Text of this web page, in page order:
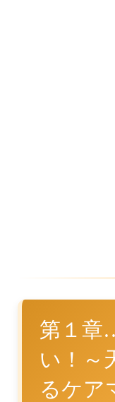
第１章
い！～
るケア